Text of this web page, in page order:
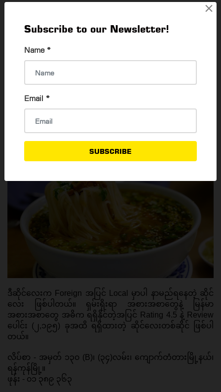
×
Subscribe to our Newsletter!
Name *
Email *
SUBSCRIBE
ဒီဆိုင်လေးက မြန်မာ့အစားအစာ အစုံအလင်ကို ထူးခြားဆန်း
စားစရာတွေအပြင် Cocktail အစုံအလင်နဲ့ Bar Counter လေး
ရရှိထားပါတယ်။
လိပ်စာ - အမှတ် (၆၄၄)၊ ပထမထပ်၊ ကုန်သည်လမ်းနှင့် ရွှေဘုံ
သာလမ်းထောင့်၊ ရန်ကုန်မြို့။
ဖုန်း - ၀၉ ၄၀၁ ၁၈၃ ၈၃၈
ဈေးနှုန်း - ငွေကျပ် (၂,၅၀၀) မှ (၂၅,၀၀၀) ကျပ်အထိ
ဒီဆိုင်လေးက Foreign အပြင် Local မှာပါ နာမည်ရနေတဲ့ ဆိုင်
လေး ဖြစ်ပါတယ်။ ရှမ်းရိုးရာ အစားအစာတွေနဲ့ မြန်မာ
အစားအစာတွေ အဓိက ရရှိနိုင်တဲ့အပြင် Rating 4.5 နဲ့ Review
ပေါင်း (၂,၁၉၅) ခုအထိ ရရှိထားတဲ့ ဆိုင်လေးတစ်ဆိုင် ဖြစ်ပါ
တယ်။
လိပ်စာ - အမှတ် ၁၃၀ (B)၊ (၃၄)လမ်း၊ ကျောက်တံတားမြို့နယ်၊
ရန်ကုန်မြို့။
ဖုန်း - ၀၁ ၃၈၉ ၃၆၃